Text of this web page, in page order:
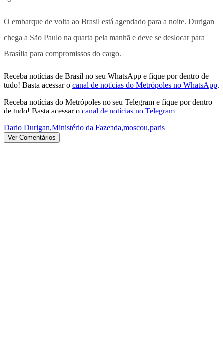
O embarque de volta ao Brasil está agendado para a noite. Durigan
chega a São Paulo na quarta pela manhã e deve se deslocar para
Brasília para compromissos do cargo.
Receba notícias de Brasil no seu WhatsApp e fique por dentro de
tudo! Basta acessar o canal de notícias do Metrópoles no WhatsApp.
Receba notícias do Metrópoles no seu Telegram e fique por dentro
de tudo! Basta acessar o canal de notícias no Telegram.
Dario Durigan,Ministério da Fazenda,moscou,paris
Ver Comentários